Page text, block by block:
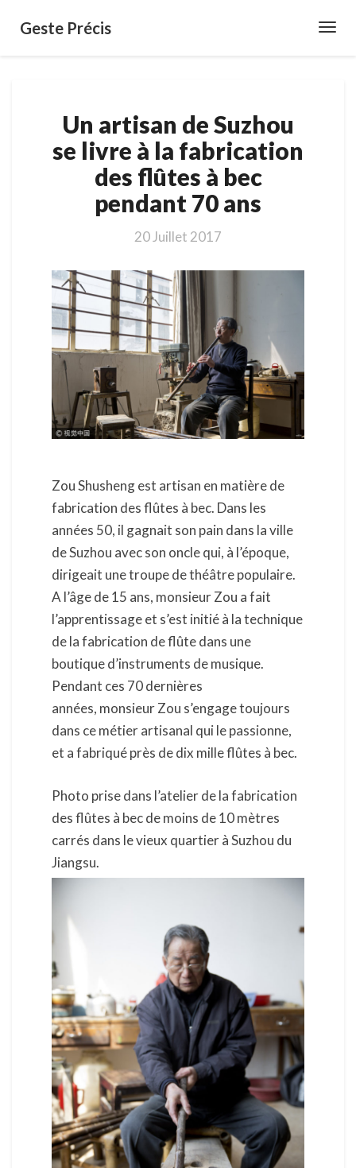
Geste Précis
artisan
de
Suzhou
se
livre
à
fabrication
flûtes
à
bec
pendant
70
ans
Un artisan de Suzhou
se livre à la fabrication
des flûtes à bec
pendant 70 ans
20 Juillet 2017
Zou Shusheng est artisan en matière de
fabrication des flûtes à bec. Dans les
années 50, il gagnait son pain dans la ville
de Suzhou avec son oncle qui, à l’époque,
dirigeait une troupe de théâtre populaire.
A l’âge de 15 ans, monsieur Zou a fait
l’apprentissage et s’est initié à la technique
de la fabrication de flûte dans une
boutique d’instruments de musique.
Pendant ces 70 dernières
années, monsieur Zou s’engage toujours
dans ce métier artisanal qui le passionne,
et a fabriqué près de dix mille flûtes à bec.
Photo prise dans l’atelier de la fabrication
des flûtes à bec de moins de 10 mètres
carrés dans le vieux quartier à Suzhou du
Jiangsu.